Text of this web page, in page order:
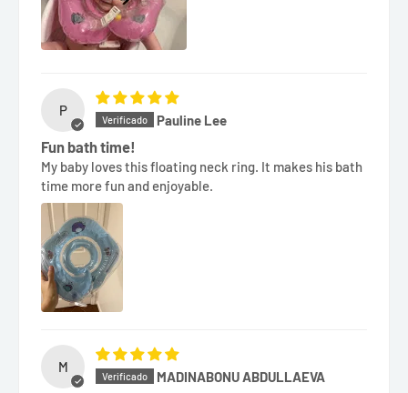
P
Pauline Lee
Fun bath time!
My baby loves this floating neck ring. It makes his bath
time more fun and enjoyable.
M
MADINABONU ABDULLAEVA